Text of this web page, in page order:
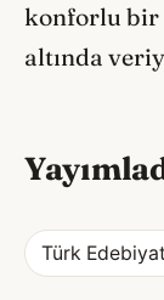
konforlu bir
altında
Türk